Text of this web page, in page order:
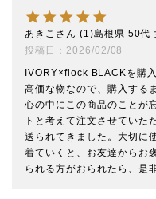
あきこ 1 島根県 50代
投稿日
2026/02/08
IVORY×flock BLACKを購入
高価な物なので、購入する
心の中にこの商品のことが
トと考えて注文させていた
送られてきました。大切に
着ていくと、お友達からお
られる方がおられたら、是